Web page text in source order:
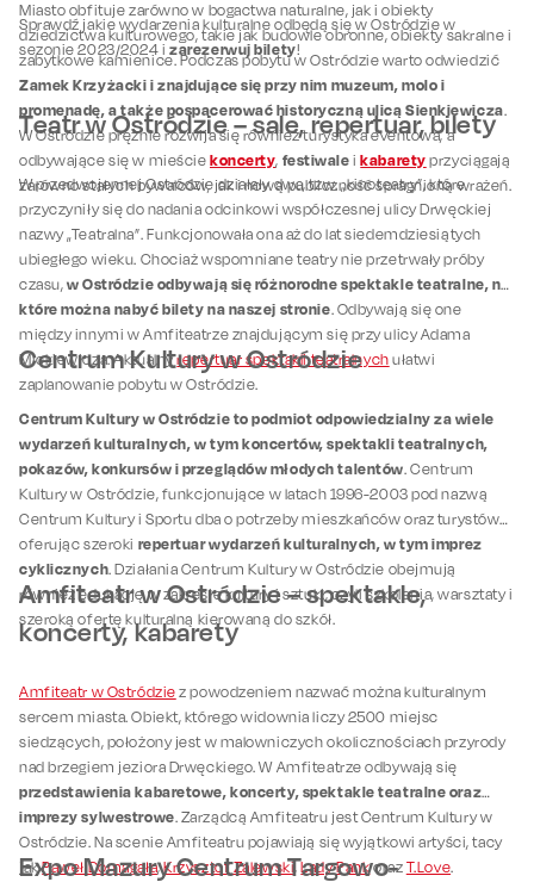
Miasto obfituje zarówno w bogactwa naturalne, jak i obiekty
dziedzictwa kulturowego, takie jak budowle obronne, obiekty sakralne i
zabytkowe kamienice. Podczas pobytu w Ostródzie warto odwiedzić
Zamek Krzyżacki i znajdujące się przy nim muzeum, molo i
promenadę, a także pospacerować historyczną ulicą Sienkiewicza.
W Ostródzie prężnie rozwija się również turystyka eventowa, a
odbywające się w mieście koncerty, festiwale ikabarety przyciągają
zarówno stałych bywalców, jak i nową publiczność spragnioną wrażeń.
Sprawdź jakie wydarzenia kulturalne odbędą się w Ostródzie w
sezonie 2023/2024 izarezerwuj bilety!
Teatr w Ostródzie – sale, repertuar, bilety
W przedwojennej Ostródzie działały dwa, tzw. „kinoteatry”, które
przyczyniły się do nadania odcinkowi współczesnej ulicy Drwęckiej
nazwy „Teatralna”. Funkcjonowała ona aż do lat siedemdziesiątych
ubiegłego wieku. Chociaż wspomniane teatry nie przetrwały próby
czasu, w Ostródzie odbywają się różnorodne spektakle teatralne, na
które można nabyć bilety na naszej stronie. Odbywają się one
między innymi w Amfiteatrze znajdującym się przy ulicy Adama
Mickiewicza. Aktualnyrepertuar spektakli teatralnych ułatwi
zaplanowanie pobytu w Ostródzie.
Centrum Kultury w Ostródzie
Centrum Kultury w Ostródzie to podmiot odpowiedzialny za wiele
wydarzeń kulturalnych, w tym koncertów, spektakli teatralnych,
pokazów, konkursów i przeglądów młodych talentów. Centrum
Kultury w Ostródzie, funkcjonujące w latach 1996-2003 pod nazwą
Centrum Kultury i Sportu dba o potrzeby mieszkańców oraz turystów
oferując szeroki repertuar wydarzeń kulturalnych, w tym imprez
cyklicznych. Działania Centrum Kultury w Ostródzie obejmują
również edukację w zakresie kultury i sztuki, czyli szkolenia, warsztaty i
szeroką ofertę kulturalną kierowaną do szkół.
Amfiteatr w Ostródzie – spektakle,
koncerty, kabarety
Amfiteatr w Ostródzie z powodzeniem nazwać można kulturalnym
sercem miasta. Obiekt, którego widownia liczy 2500 miejsc
siedzących, położony jest w malowniczych okolicznościach przyrody
nad brzegiem jeziora Drwęckiego. W Amfiteatrze odbywają się
przedstawienia kabaretowe, koncerty, spektakle teatralne oraz
imprezy sylwestrowe. Zarządcą Amfiteatru jest Centrum Kultury w
Ostródzie. Na scenie Amfiteatru pojawiają się wyjątkowi artyści, tacy
jakPaweł Domagała,Krzysztof Zalewski,Lady Pankoraz T.Love.
Expo Mazury Centrum Targowo-